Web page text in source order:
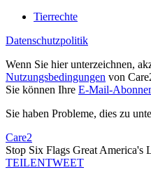
Tierrechte
Datenschutzpolitik
Wenn Sie hier unterzeichnen,
Nutzungsbedingungen von
Sie können Ihre E-Mail-
Sie haben Probleme, dies zu
Care2
Stop Six Flags Great America's
TEILENTWEET